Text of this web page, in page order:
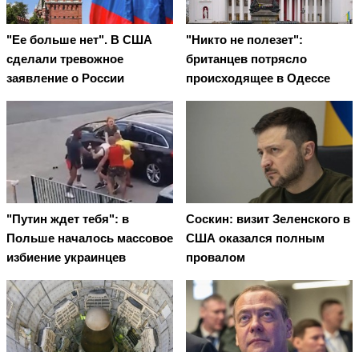
"Ее больше нет". В США
сделали тревожное
заявление о России
"Никто не полезет":
британцев потрясло
происходящее в Одессе
"Путин ждет тебя": в
Польше началось массовое
избиение украинцев
Соскин: визит Зеленского в
США оказался полным
провалом